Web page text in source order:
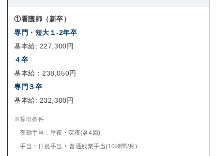
①看護師（新卒）
専門・短大１-2年卒
基本給: 227,300円
４卒
基本給：238,050円
専門３卒
基本給: 232,300円
※算出条件
夜勤手当：準夜・深夜(各4回)
手当：日祝手当 + 普通残業手当(10時間/月)